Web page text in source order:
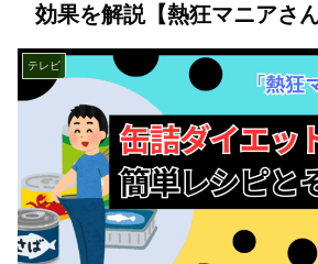
効果を解説【熱狂マニアさん
テレビ